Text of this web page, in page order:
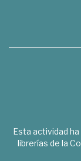
Esta actividad
librerías de la